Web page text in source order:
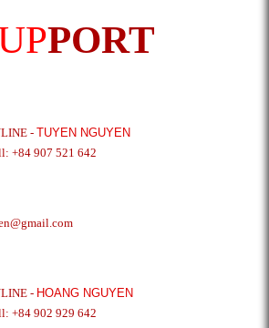
PORT
-TUYEN NGUYEN
+84 907 521 642
- HOANG NGUYEN
+84 902 929 642